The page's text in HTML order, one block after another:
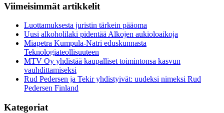
Viimeisimmät artikkelit
Luottamuksesta juristin tärkein pääoma
Uusi alkoholilaki pidentää Alkojen aukioloaikoja
Miapetra Kumpula-Natri eduskunnasta
Teknologiateollisuuteen
MTV Oy yhdistää kaupalliset toimintonsa kasvun
vauhdittamiseksi
Rud Pedersen ja Tekir yhdistyivät: uudeksi nimeksi Rud
Pedersen Finland
Kategoriat